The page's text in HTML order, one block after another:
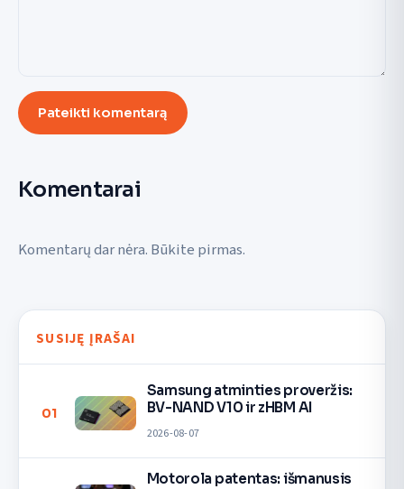
Pateikti komentarą
Komentarai
Komentarų dar nėra. Būkite pirmas.
SUSIJĘ ĮRAŠAI
01
Samsung atminties proveržis:
BV-NAND V10 ir zHBM AI
2026-08-07
Motorola patentas: išmanusis